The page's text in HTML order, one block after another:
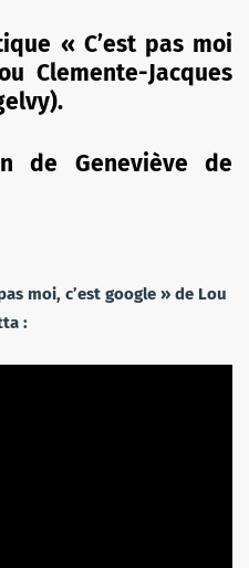
« C’est pas moi
Clemente-Jacques
de Geneviève de
moi, c’est google » de Lou
: